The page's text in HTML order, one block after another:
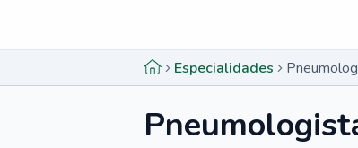
Especialidades